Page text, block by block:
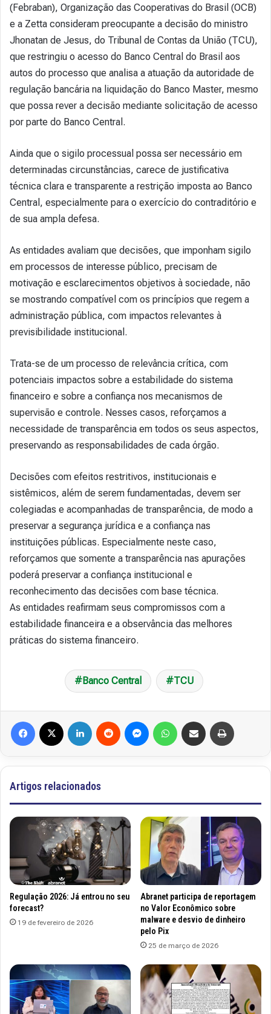
(Febraban), Organização das Cooperativas do Brasil (OCB)
e a Zetta consideram preocupante a decisão do ministro
Jhonatan de Jesus, do Tribunal de Contas da União (TCU),
que restringiu o acesso do Banco Central do Brasil aos
autos do processo que analisa a atuação da autoridade de
regulação bancária na liquidação do Banco Master, mesmo
que possa rever a decisão mediante solicitação de acesso
por parte do Banco Central.
Ainda que o sigilo processual possa ser necessário em
determinadas circunstâncias, carece de justificativa
técnica clara e transparente a restrição imposta ao Banco
Central, especialmente para o exercício do contraditório e
de sua ampla defesa.
As entidades avaliam que decisões, que imponham sigilo
em processos de interesse público, precisam de
motivação e esclarecimentos objetivos à sociedade, não
se mostrando compatível com os princípios que regem a
administração pública, com impactos relevantes à
previsibilidade institucional.
Trata-se de um processo de relevância crítica, com
potenciais impactos sobre a estabilidade do sistema
financeiro e sobre a confiança nos mecanismos de
supervisão e controle. Nesses casos, reforçamos a
necessidade de transparência em todos os seus aspectos,
preservando as responsabilidades de cada órgão.
Decisões com efeitos restritivos, institucionais e
sistêmicos, além de serem fundamentadas, devem ser
colegiadas e acompanhadas de transparência, de modo a
preservar a segurança jurídica e a confiança nas
instituições públicas. Especialmente neste caso,
reforçamos que somente a transparência nas apurações
poderá preservar a confiança institucional e
reconhecimento das decisões com base técnica.
As entidades reafirmam seus compromissos com a
estabilidade financeira e a observância das melhores
práticas do sistema financeiro.
Banco Central TCU
Facebook Linkedin Reddit MessengerWhatsAppCompartilhar via e-mail
Artigos relacionados
Regulação 2026: Já entrou no seu
forecast?
19 de fevereiro de 2026
Abranet participa de reportagem
no Valor Econômico sobre
malware e desvio de dinheiro
pelo Pix
25 de março de 2026